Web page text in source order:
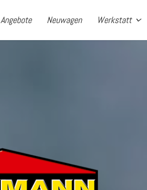
Angebote Neuwagen Werkstatt